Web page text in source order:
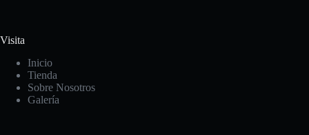
Visita
Inicio
Tienda
Sobre Nosotros
Galería